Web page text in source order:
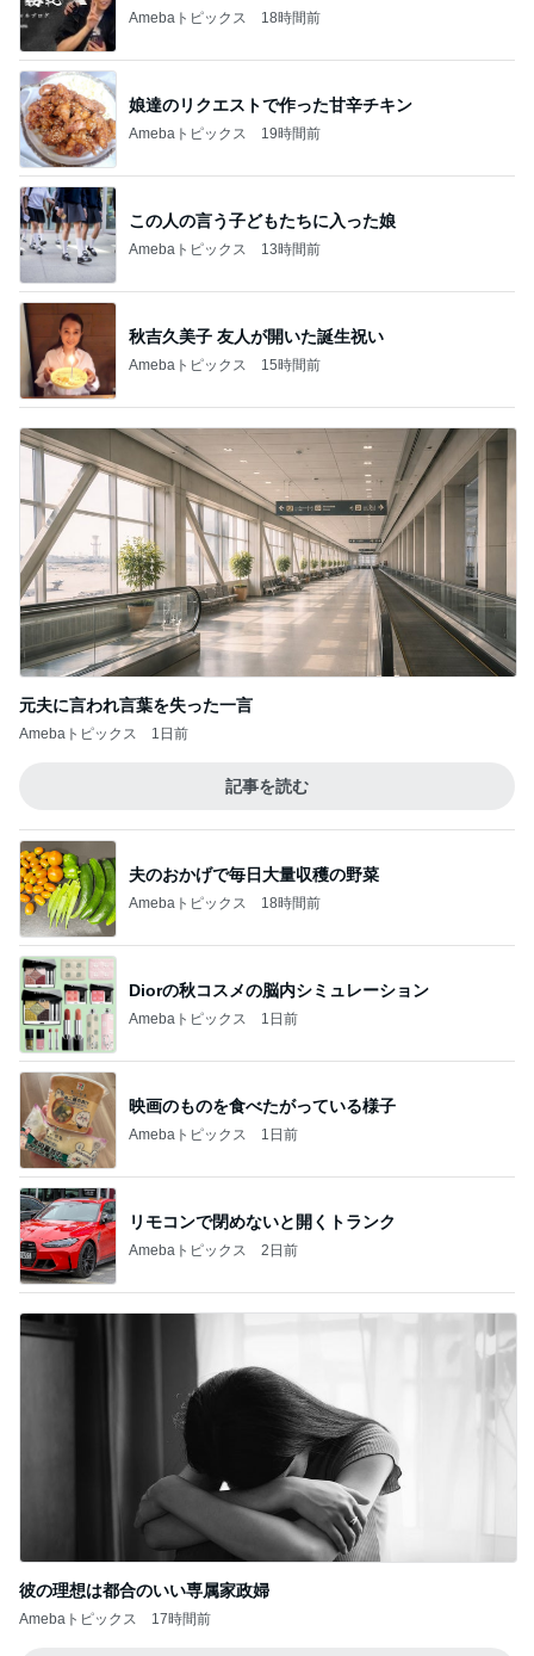
Amebaトピックス 18時間前
娘達のリクエストで作った甘辛チキン
Amebaトピックス 19時間前
この人の言う子どもたちに入った娘
Amebaトピックス 13時間前
秋吉久美子 友人が開いた誕生祝い
Amebaトピックス 15時間前
元夫に言われ言葉を失った一言
Amebaトピックス 1日前
記事を読む
夫のおかげで毎日大量収穫の野菜
Amebaトピックス 18時間前
Diorの秋コスメの脳内シミュレーション
Amebaトピックス 1日前
映画のものを食べたがっている様子
Amebaトピックス 1日前
リモコンで閉めないと開くトランク
Amebaトピックス 2日前
彼の理想は都合のいい専属家政婦
Amebaトピックス 17時間前